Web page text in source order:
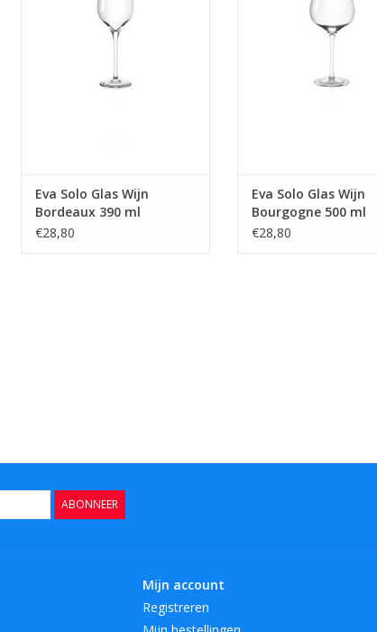
MEER INFO
Eva Solo Glas Wijn
Bordeaux 390 ml
€28,80
MEER INFO
Eva Solo Glas Wijn
Bourgogne 500 ml
€28,80
ABONNEER
Mijn account
Registreren